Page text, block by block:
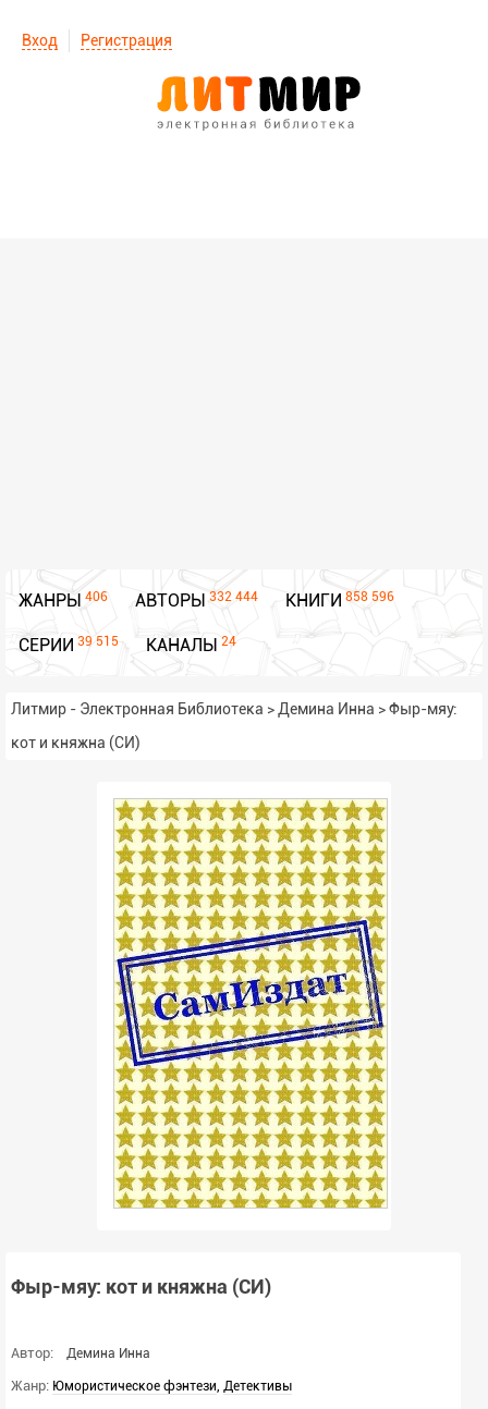
Вход Регистрация
ЖАНРЫ 406 АВТОРЫ 332 444 КНИГИ 858 596
СЕРИИ 39 515 КАНАЛЫ 24
Литмир - Электронная Библиотека > Демина Инна >Фыр-мяу:
кот и княжна (СИ)
Фыр-мяу: кот и княжна (СИ)
Автор: Демина Инна
Жанр: Юмористическое фэнтези, Детективы